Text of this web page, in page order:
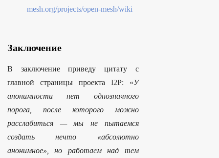
mesh.org/projects/open-mesh/wiki
Заключение
В заключение приведу цитату с
главной страницы проекта I2P: «У
анонимности нет однозначного
порога, после которого можно
расслабиться — мы не пытаемся
создать нечто «абсолютно
анонимное», но работаем над тем